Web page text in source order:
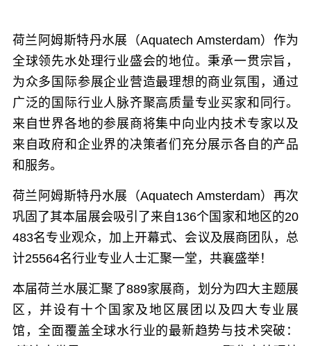
荷兰阿姆斯特丹水展（Aquatech Amsterdam） 作为
全球领先水处理行业盛会的地位。秉承一贯宗旨，
为众多国际参展企业营造最理想的商业氛围，通过
广泛的国际行业人脉齐聚高质量专业买家和同行。
来自世界各地的参展商将集中向业内技术专家以及
来自政府和企业界的决策者们充分展示各自的产品
和服务。
荷兰阿姆斯特丹水展（Aquatech Amsterdam）再次
巩固了其本届展会吸引了来自136个国家和地区的20
483名专业观众，加上开幕式、会议及展商团队，总
计25564名行业专业人士汇聚一堂，共襄盛举！
本届荷兰水展汇聚了889家展商，划分为四大主题展
区，并设有十个国家及地区展团以及四大专业展
馆，全面覆盖全球水行业的最新趋势与技术突破：